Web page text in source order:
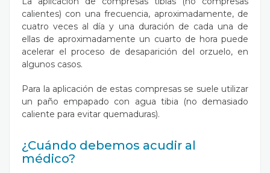
calientes) con una frecuencia, aproximadamente, de
cuatro veces al día y una duración de cada una de
ellas de aproximadamente un cuarto de hora puede
acelerar el proceso de desaparición del orzuelo, en
algunos casos.
Para la aplicación de estas compresas se suele utilizar
un paño empapado con agua tibia (no demasiado
caliente para evitar quemaduras).
¿Cuándo debemos acudir al
médico?